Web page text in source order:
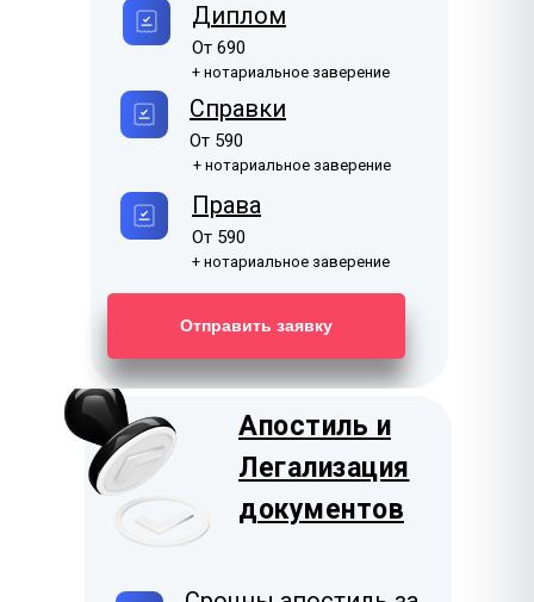
Справки
Диплом
Права
От 690
От 590
От 590
+ нотариальное заверение
+ нотариальное заверение
+ нотариальное заверение
Отправить заявку
Апостиль и
Легализация
документов